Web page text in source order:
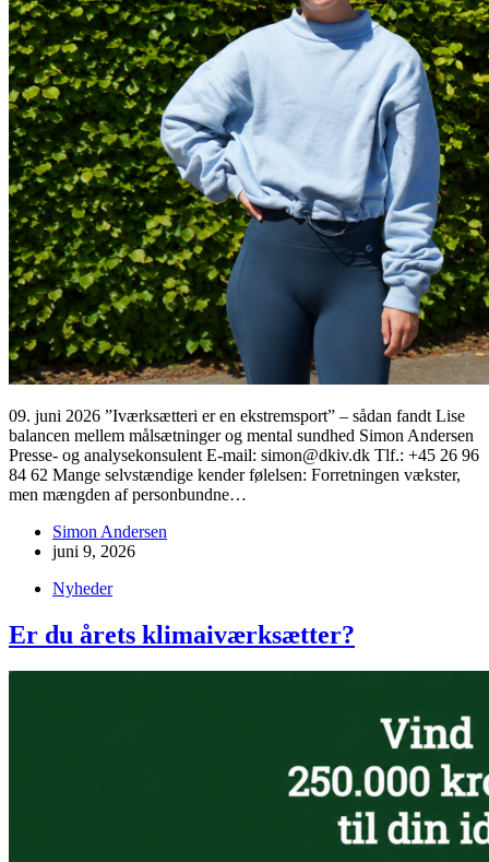
09. juni 2026 ”Iværksætteri er en ekstremsport” – sådan fandt Lise
balancen mellem målsætninger og mental sundhed Simon Andersen
Presse- og analysekonsulent E-mail: simon@dkiv.dk Tlf.: +45 26 96
84 62 Mange selvstændige kender følelsen: Forretningen vækster,
men mængden af personbundne…
Simon Andersen
juni 9, 2026
Nyheder
Er du årets klimaiværksætter?